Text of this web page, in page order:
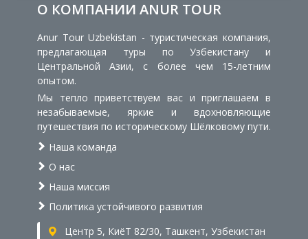
О КОМПАНИИ ANUR TOUR
Anur Tour Uzbekistan - туристическая компания,
предлагающая туры по Узбекистану и
Центральной Азии, с более чем 15-летним
опытом.
Мы тепло приветствуем вас и приглашаем в
незабываемые, яркие и вдохновляющие
путешествия по историческому Шёлковому пути.
Наша команда
О нас
Наша миссия
Политика устойчивого развития
Центр 5, КиёТ 82/30, Ташкент, Узбекистан